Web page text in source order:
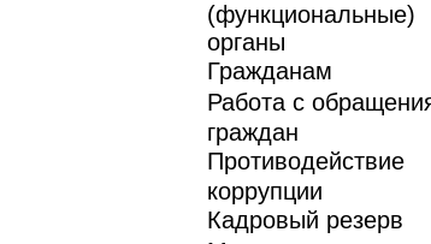
(функциональные)
органы
Гражданам
Работа с
граждан
Противодействие
коррупции
Кадровый резерв